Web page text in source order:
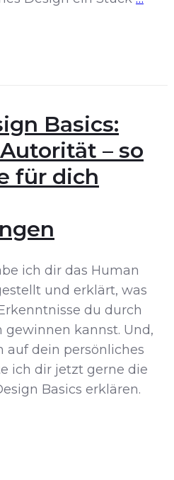
Basics:
– so
für dich
ich dir das Human
und erklärt, was
du durch
kannst. Und,
auf dein persönliches
ich dir jetzt gerne die
Basics erklären.